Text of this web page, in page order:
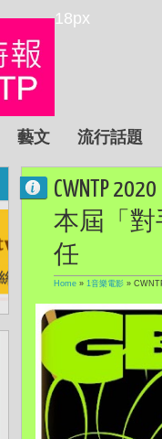
18px
藝文 流行話題
CWNTP
本屆「對
任
Home » 1音樂電影 »